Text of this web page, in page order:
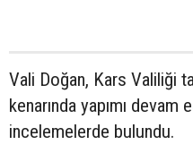
Vali Doğan, Kars Valiliği
kenarında yapımı devam
incelemelerde bulundu.